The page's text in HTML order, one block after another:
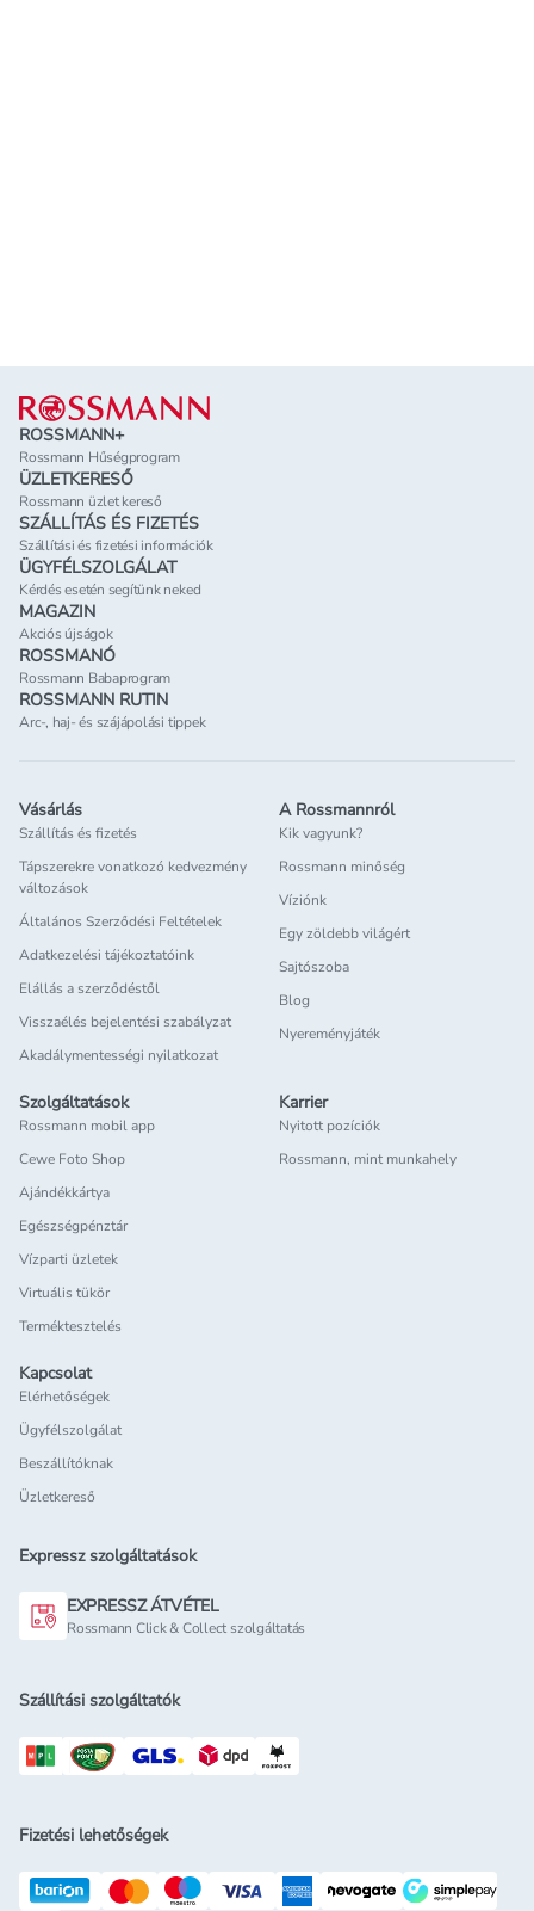
Lábléc
ROSSMANN+
Rossmann Hűségprogram
ÜZLETKERESŐ
Rossmann üzlet kereső
SZÁLLÍTÁS ÉS FIZETÉS
Szállítási és fizetési információk
ÜGYFÉLSZOLGÁLAT
Kérdés esetén segítünk neked
MAGAZIN
Akciós újságok
ROSSMANÓ
Rossmann Babaprogram
ROSSMANN RUTIN
Arc-, haj- és szájápolási tippek
Vásárlás
Szállítás és fizetés
Tápszerekre vonatkozó kedvezmény
változások
Általános Szerződési Feltételek
Adatkezelési tájékoztatóink
Elállás a szerződéstől
Visszaélés bejelentési szabályzat
Akadálymentességi nyilatkozat
A Rossmannról
Kik vagyunk?
Rossmann minőség
Víziónk
Egy zöldebb világért
Sajtószoba
Blog
Nyereményjáték
Szolgáltatások
Rossmann mobil app
Cewe Foto Shop
Ajándékkártya
Egészségpénztár
Vízparti üzletek
Virtuális tükör
Terméktesztelés
Karrier
Nyitott pozíciók
Rossmann, mint munkahely
Kapcsolat
Elérhetőségek
Ügyfélszolgálat
Beszállítóknak
Üzletkereső
Expressz szolgáltatások
EXPRESSZ ÁTVÉTEL
Rossmann Click & Collect szolgáltatás
Szállítási szolgáltatók
Fizetési lehetőségek